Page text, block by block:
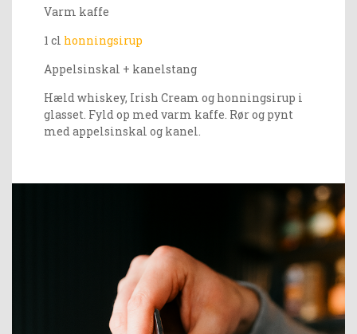
Varm kaffe
1 cl honningsirup
Appelsinskal + kanelstang
Hæld whiskey, Irish Cream og honningsirup i
glasset. Fyld op med varm kaffe. Rør og pynt
med appelsinskal og kanel.